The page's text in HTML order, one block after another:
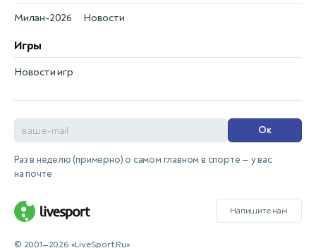
Новости
Милан-2026
Игры
Новости игр
Ок
Раз в неделю (примерно) о самом главном в спорте — у вас
на почте
Напишите нам
© 2001—2026 «LiveSport.Ru»